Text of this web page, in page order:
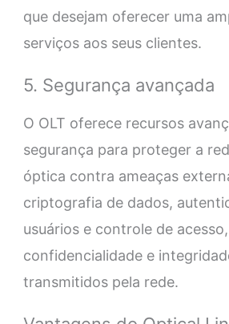
que desejam oferecer uma
serviços aos seus clientes.
5. Segurança avançada
O OLT oferece recursos
segurança para proteger a
óptica contra ameaças
criptografia de dados,
usuários e controle de
confidencialidade e
transmitidos pela rede.